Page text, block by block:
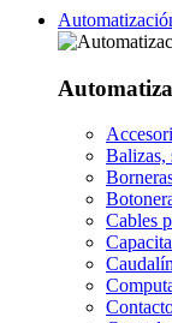
Balizas,
Cables